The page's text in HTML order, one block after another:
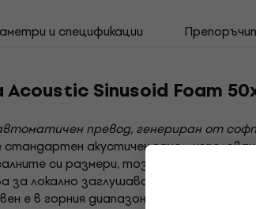
и спецификации
Acoustic Sinusoid Foam
превод, генериран от
стандартен акустичен панел,
си размери, този продукт се
за локално заглушаване на
е в горния диапазон на лентата.